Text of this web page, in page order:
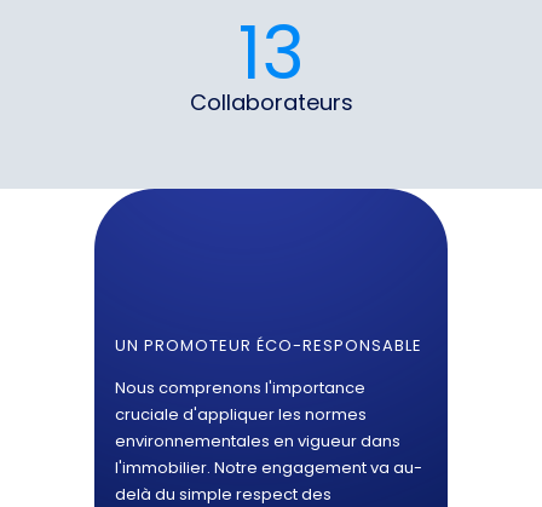
13
Collaborateurs
UN PROMOTEUR ÉCO-RESPONSABLE
Nous comprenons l'importance
cruciale d'appliquer les normes
environnementales en vigueur dans
l'immobilier. Notre engagement va au-
delà du simple respect des